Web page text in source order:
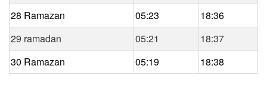
28 Ramazan
05:23
18:36
29 ramadan
05:21
18:37
30 Ramazan
05:19 18:38